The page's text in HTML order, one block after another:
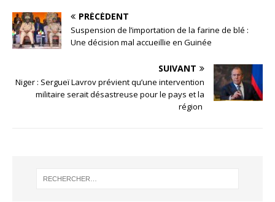
PRÉCÉDENT
Suspension de l’importation de la farine de blé :
Une décision mal accueillie en Guinée
SUIVANT
Niger : Sergueï Lavrov prévient qu’une intervention
militaire serait désastreuse pour le pays et la
région